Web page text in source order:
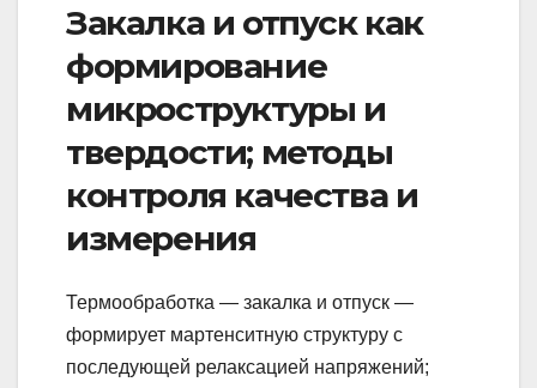
Закалка и отпуск как
формирование
микроструктуры и
твердости; методы
контроля качества и
измерения
Термообработка — закалка и отпуск —
формирует мартенситную структуру с
последующей релаксацией напряжений;